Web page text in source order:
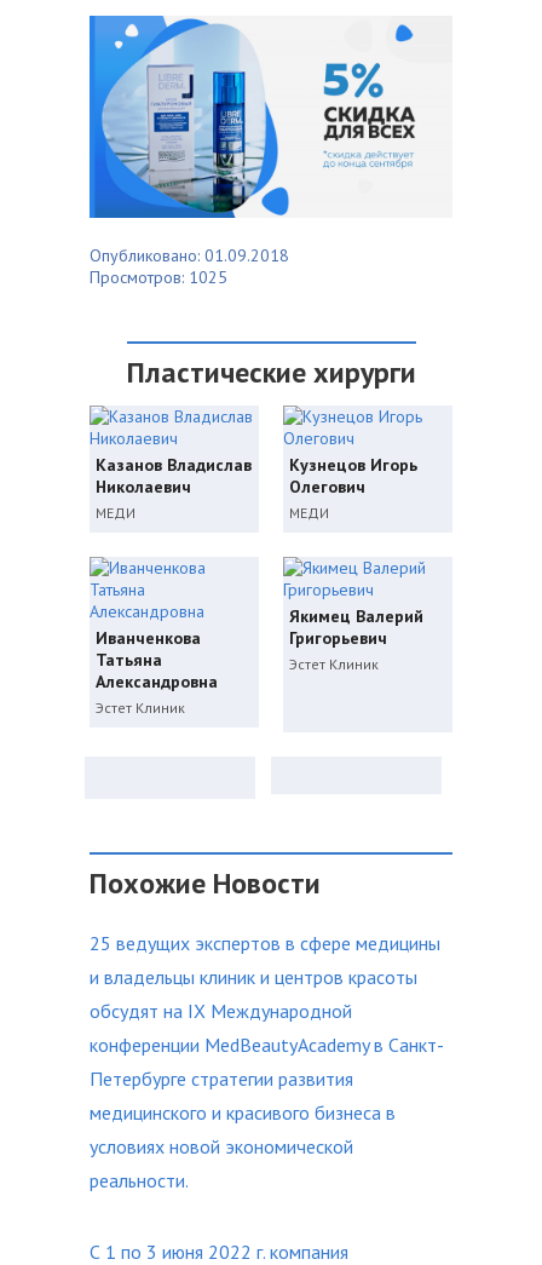
Опубликовано: 01.09.2018
Просмотров: 1025
Пластические хирурги
Казанов Владислав
Николаевич
МЕДИ
Кузнецов Игорь
Олегович
МЕДИ
Иванченкова
Татьяна
Александровна
Эстет Клиник
Якимец Валерий
Григорьевич
Эстет Клиник
Похожие Новости
25 ведущих экспертов в сфере медицины
и владельцы клиник и центров красоты
обсудят на IX Международной
конференции MedBeautyAcademy в Санкт-
Петербурге стратегии развития
медицинского и красивого бизнеса в
условиях новой экономической
реальности.
С 1 по 3 июня 2022 г. компания